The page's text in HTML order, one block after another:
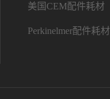
美国CEM配件耗材
Perkinelmer配件耗材